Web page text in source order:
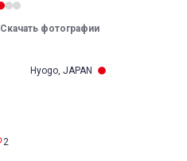
Скачать фотографии
2
Hyogo, JAPAN